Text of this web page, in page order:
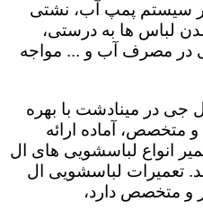
سیستم پمپ آب، نشتی
لباس ها به درستی،
در مصرف آب و ... مواجه
جی در مینادشت با بهره
متخصص، آماده ارائه
انواع لباسشویی های ال
تعمیرات لباسشویی ال
و متخصص دارد،